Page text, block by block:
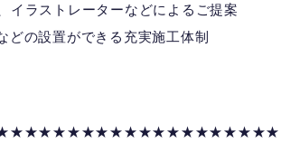
イラストレーターなどによるご提案
どの設置ができる充実施工体制